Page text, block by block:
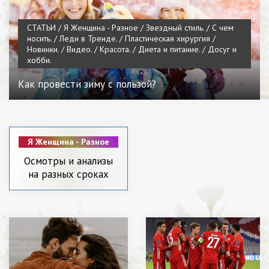
СТАТЬИ / Я Женщина - Разное / Звездный стиль. / С чем
носить. / Леди в Тренде. / Пластическая хирургия /
Новинки. / Видео. / Красота. / Диета и питание. / Досуг и
хобби.
Как провести зиму с пользой?
Я Женщина - Разное
Леди в Тренде. /
Пластическая
Осмотры и анализы
на разных сроках